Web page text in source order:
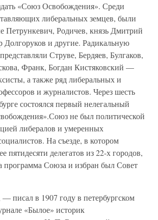
«Союз Освобождения». Среди
либеральных земцев, были
Петрункевич, Родичев, князь Дмитрий
и другие. Радикальную
Струве, Бердяев, Булгаков,
Франк, Богдан Кистяковский —
а также ряд либеральных и
и журналистов. Через шесть
состоялся первый нелегальный
не был политической
либералов и умеренных
На съезде, в котором
пятидесяти делегатов из 22-х городов,
программа Союза и избран был Совет
писал в 1907 году в петербургском
«Былое» историк